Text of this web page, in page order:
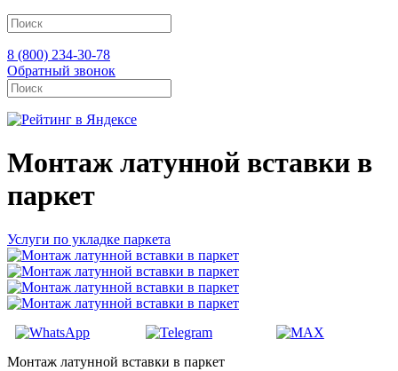
8 (800) 234-30-78
Обратный звонок
Монтаж латунной вставки в
паркет
Услуги по укладке паркета
Монтаж латунной вставки в паркет